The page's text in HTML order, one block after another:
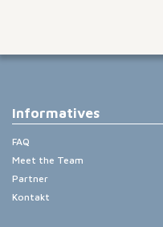
Informatives
FAQ
Meet the Team
Partner
Kontakt